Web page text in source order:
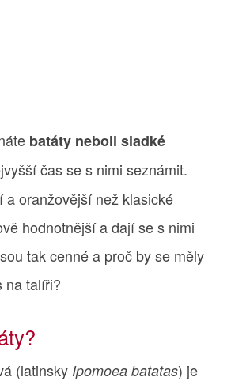
batáty neboli sladké
čas se s nimi seznámit.
a oranžovější než klasické
hodnotnější a dají se s nimi
tak cenné a proč by se měly
na talíři?
(latinsky Ipomoea batatas) je